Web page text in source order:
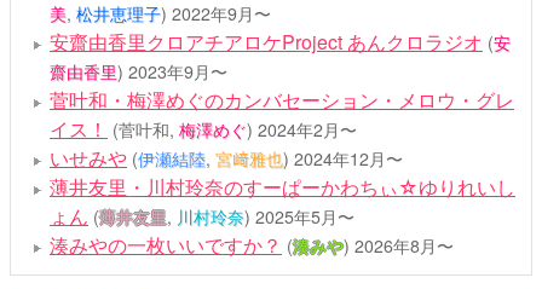
美, 松井恵理子) 2022年9月〜
安齋由香里クロアチアロケProject あんクロラジオ (安
齋由香里) 2023年9月〜
菅叶和・梅澤めぐのカンバセーション・メロウ・グレ
イス！ (菅叶和, 梅澤めぐ) 2024年2月〜
いせみや (伊瀬結陸, 宮﨑雅也) 2024年12月〜
薄井友里・川村玲奈のすーぱーかわちぃ☆ゆりれいし
ょん (薄井友里, 川村玲奈) 2025年5月〜
湊みやの一枚いいですか？ (湊みや) 2026年8月〜